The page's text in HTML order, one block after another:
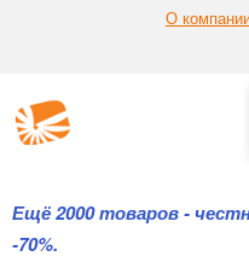
О
Ещё 2000 товаров -
-70%.